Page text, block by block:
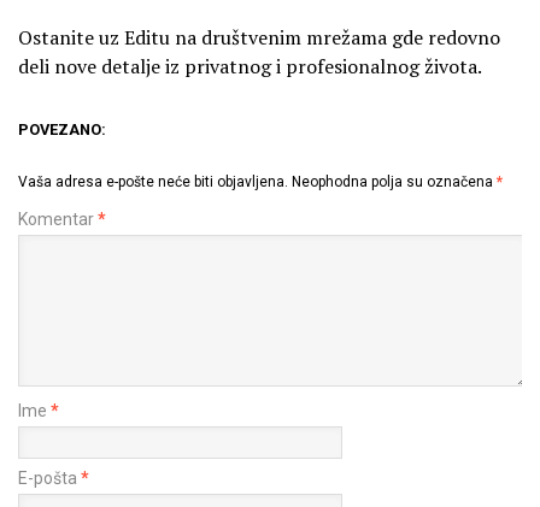
Ostanite uz Editu na društvenim mrežama gde redovno
deli nove detalje iz privatnog i profesionalnog života.
POVEZANO:
Vaša adresa e-pošte neće biti objavljena. Neophodna polja su označena *
Komentar*
Ime *
E-pošta *